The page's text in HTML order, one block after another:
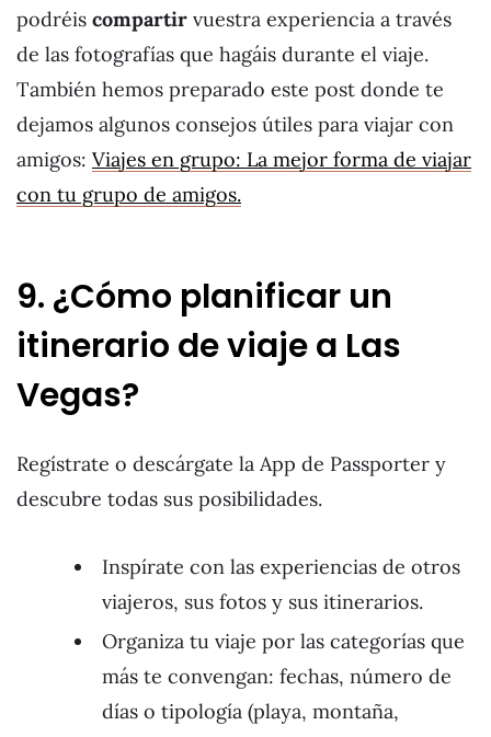
podréis compartir vuestra experiencia a través
de las fotografías que hagáis durante el viaje.
También hemos preparado este post donde te
dejamos algunos consejos útiles para viajar con
amigos: Viajes en grupo: La mejor forma de viajar
con tu grupo de amigos.
9. ¿Cómo planificar un
itinerario de viaje a Las
Vegas?
Regístrate o descárgate la App de Passporter y
descubre todas sus posibilidades.
Inspírate con las experiencias de otros
viajeros, sus fotos y sus itinerarios.
Organiza tu viaje por las categorías que
más te convengan: fechas, número de
días o tipología (playa, montaña,